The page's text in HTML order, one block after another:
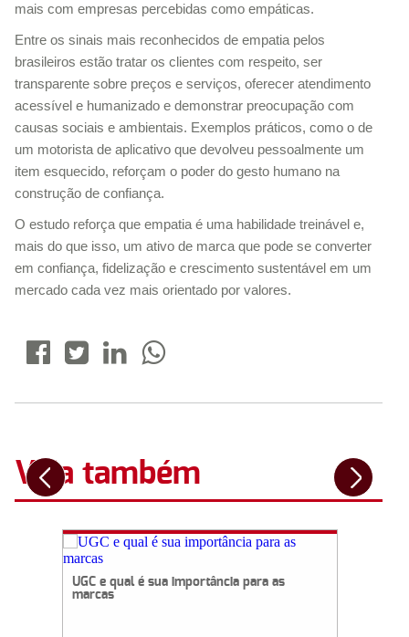
mais com empresas percebidas como empáticas.
Entre os sinais mais reconhecidos de empatia pelos
brasileiros estão tratar os clientes com respeito, ser
transparente sobre preços e serviços, oferecer atendimento
acessível e humanizado e demonstrar preocupação com
causas sociais e ambientais. Exemplos práticos, como o de
um motorista de aplicativo que devolveu pessoalmente um
item esquecido, reforçam o poder do gesto humano na
construção de confiança.
O estudo reforça que empatia é uma habilidade treinável e,
mais do que isso, um ativo de marca que pode se converter
em confiança, fidelização e crescimento sustentável em um
mercado cada vez mais orientado por valores.
Veja também
impacta o seu
seu cliente odiar
UGC e qual é sua importância para as